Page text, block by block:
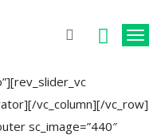
T
g
vc_column][/vc_row]
sc_image=”440″